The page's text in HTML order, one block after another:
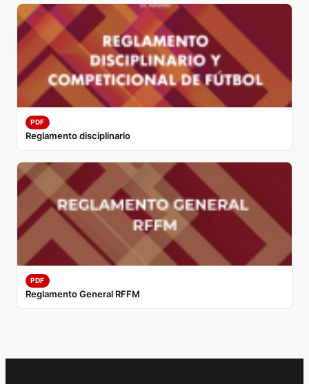
PDF
Reglamento disciplinario
PDF
Reglamento General RFFM